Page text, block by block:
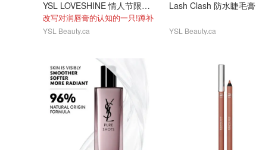
YSL LOVESHINE 情人节限量款2号色
改写对润唇膏的认知的一只!蹲补
YSL Beauty.ca
Lash Clash 防水睫毛膏
YSL Beauty.ca